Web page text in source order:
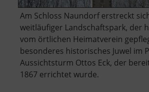
Am Schloss Naundorf erstreckt
weitläufiger Landschaftspark, der
vom örtlichen Heimatverein
besonderes historisches Juwel im
Aussichtsturm Ottos Eck, der
1867 errichtet wurde.